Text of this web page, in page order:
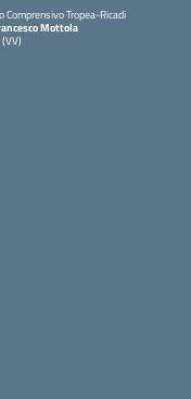
Tropea-Ricadi
Mottola
la pagina iniziale della scuola